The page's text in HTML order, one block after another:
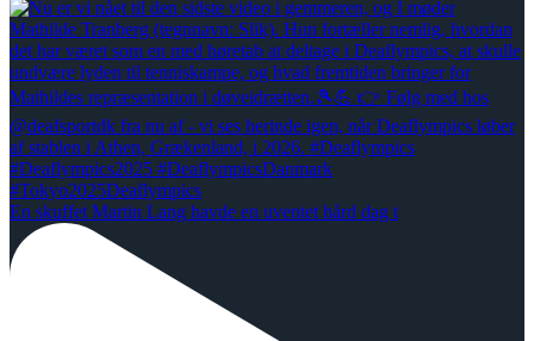
En skuffet Martin Lang havde en uventet hård dag t